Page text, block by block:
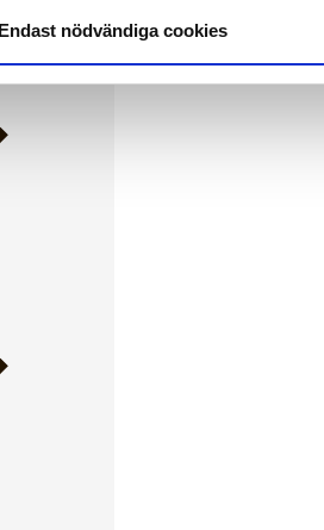
Endast nödvändiga cookies